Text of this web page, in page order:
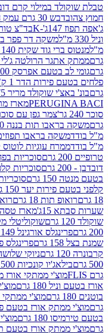
קרם דובדבן 86 גרם
דבש 30 גרם עמק חפר
טרולי
בד"צ טורינו טנטיישן
משקה דר פפר בקבוק 450מ"ל
גוד שקית 140 גרם
הרולטה ג'לי ענק 90 גרם
אפרסק 500 גרם
לקריץ
הדר 1 ק"ג
שוקולד מריר 175ג'
מארז מרציפן ללא
תות בננה 300 מ"ל בודד
בראבו תפוזים 300 מ"ל בודד
עוגיות לוטוס קרמל 400 גרם
סוכריות בפחית פרות יער -
סוכריות קלפני בטעם פירות
סוכריות קלפני בטעם
יער 150 גרם
ריטר חלב
תות 18 גרם
רואופ פטל 18 גרם
מארז טסה מאוהב
שוקוליטלי מקרונים תות שדה
אורגינל 149 גרם
פרינגלס
פרינגלס פיצה 158 גרם
ניוקי שלושה צבעים 500 גרם
קונכיות 500 גרם
ממתקי אורז ממולאים בטעם
גרם
מוצ'י ממתקי
אורז בטעם פנקייק עם מייפל
גרם
אורז בטעם תה מאצ'ה וחלב 180